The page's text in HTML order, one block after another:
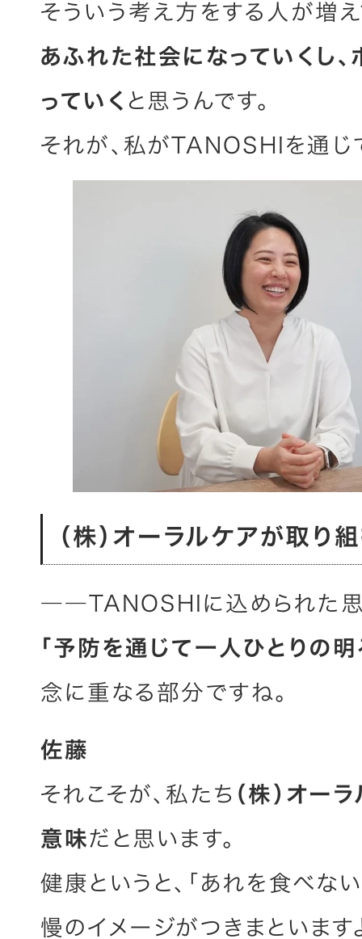
そういう考え方をする人が増え
あふれた社会になっていくし
っていく と思うんです。
それが、私がTANOSHIを通じ
（株）オーラルケアが取り
――TANOSHIに込められた思
「予防を通じて一人ひとりの
念に重なる部分ですね。
佐藤
それこそが、私たち （株）オー
意味だと思います。
健康というと、「あれを食べな
慢のイメージがつきまといま